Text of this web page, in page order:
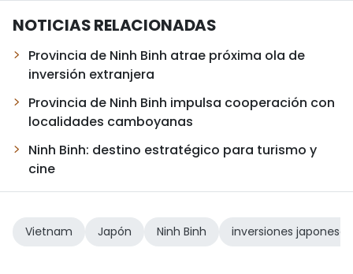
NOTICIAS RELACIONADAS
Provincia de Ninh Binh atrae próxima ola de
inversión extranjera
Provincia de Ninh Binh impulsa cooperación con
localidades camboyanas
Ninh Binh: destino estratégico para turismo y
cine
Vietnam Japón Ninh Binh inversiones japonesas